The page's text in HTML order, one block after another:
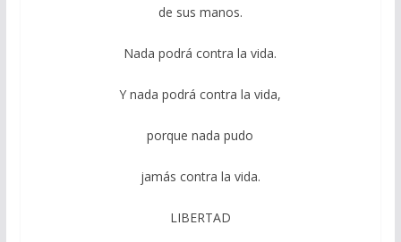
de sus manos.
Nada podrá contra la vida.
Y nada podrá contra la vida,
porque nada pudo
jamás contra la vida.
LIBERTAD